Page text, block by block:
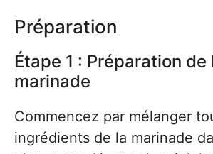
Préparation
Étape 1 : Préparation de
marinade
Commencez par mélanger
ingrédients de la marinade